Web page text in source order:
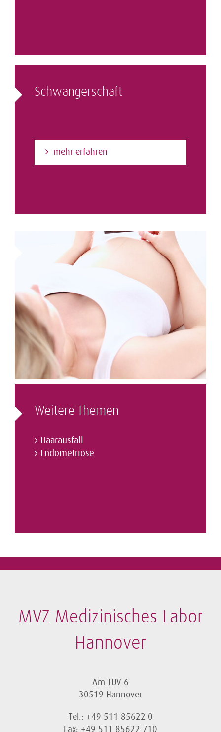
Schwangerschaft
mehr erfahren
Weitere Themen
Haarausfall
Endometriose
MVZ Medizinisches Labor
Hannover
Am TÜV 6
30519 Hannover
Tel.: +49 511 85622 0
Fax: +49 511 85622 710